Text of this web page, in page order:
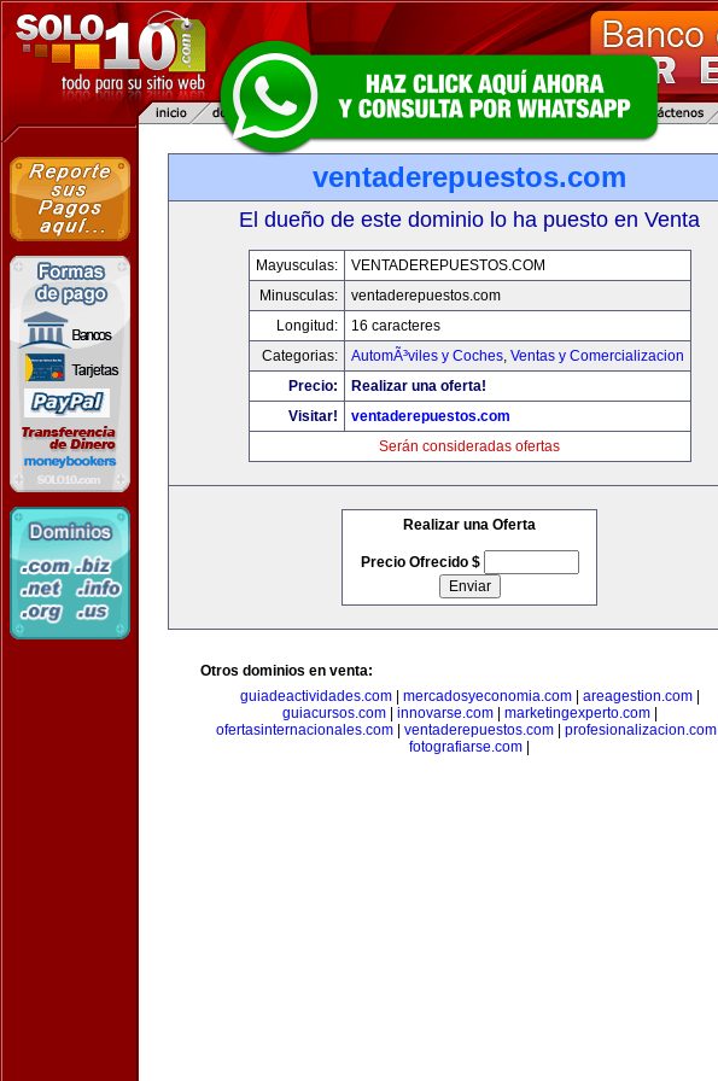
ventaderepuestos.com
El dueño de este dominio lo ha puesto en Venta
Mayusculas:
VENTADEREPUESTOS.COM
Minusculas:
ventaderepuestos.com
Longitud:
16 caracteres
Categorias:
AutomÃ³viles y Coches, Ventas y Comercializacion
Precio:
Realizar una oferta!
Visitar!
ventaderepuestos.com
Serán consideradas ofertas
Realizar una Oferta
Precio Ofrecido $
Otros dominios en venta:
guiadeactividades.com| mercadosyeconomia.com| areagestion.com|
guiacursos.com| innovarse.com| marketingexperto.com|
ofertasinternacionales.com| ventaderepuestos.com| profesionalizacion.com|
fotografiarse.com